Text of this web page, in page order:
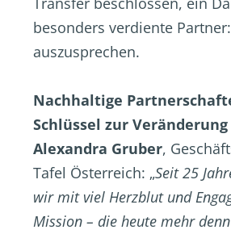
besonders verdiente
auszusprechen.
Nachhaltige
Schlüssel zur Veränderung
Alexandra Gruber,
Tafel Österreich: „Seit 25
wir mit viel Herzblut und
Mission – die heute mehr